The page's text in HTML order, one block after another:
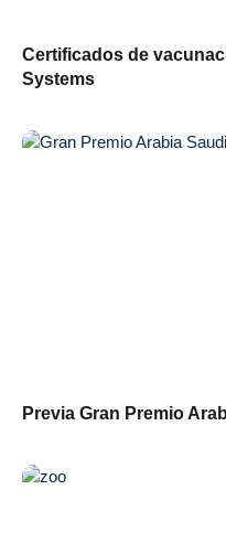
Certificados de
Systems
Previa Gran Premio